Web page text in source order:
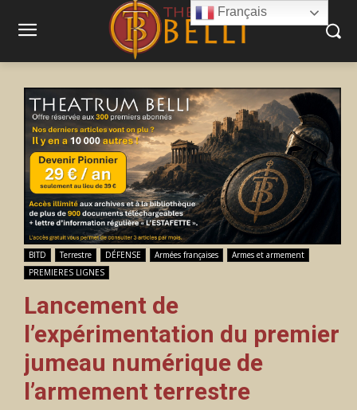
BITD Terrestre DÉFENSE Armées françaises
Armes et armement
PREMIERES LIGNES
Lancement de
l’expérimentation du premier
jumeau numérique de
l’armement terrestre
Français